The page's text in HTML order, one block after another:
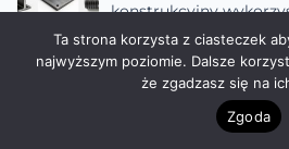
konstrukcyjny
budownictwie,
innych dziedzinach, gdzie
Ceownik 90×50
Ta strona korzysta z ciasteczek
najwyższym poziomie. Dalsze
że zgadzasz się na
Zgoda